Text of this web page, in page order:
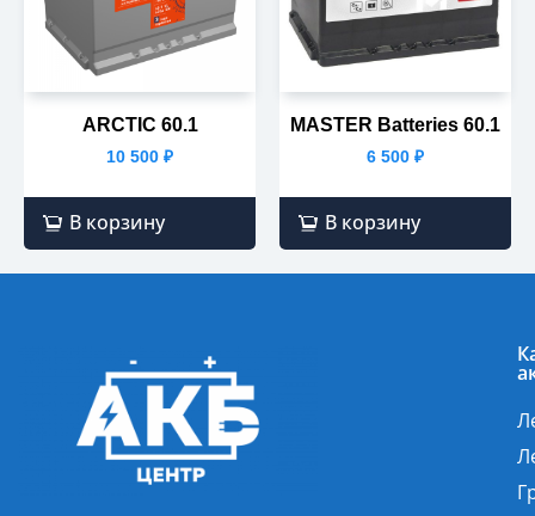
ARCTIC 60.1
10 500 ₽
В корзину
MASTER Batteries 60.1
6 500 ₽
В корзину